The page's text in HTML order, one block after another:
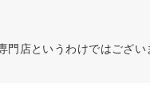
門店というわけではござ